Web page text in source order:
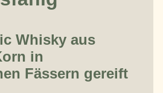
Whisky aus
in
Fässern gereift